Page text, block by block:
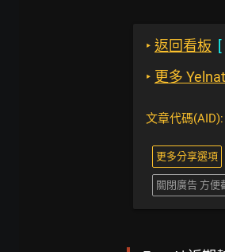
‣ 返回看板 [
‣ 更多
文章代碼(AID):
更多分享選項
關閉廣告 方便